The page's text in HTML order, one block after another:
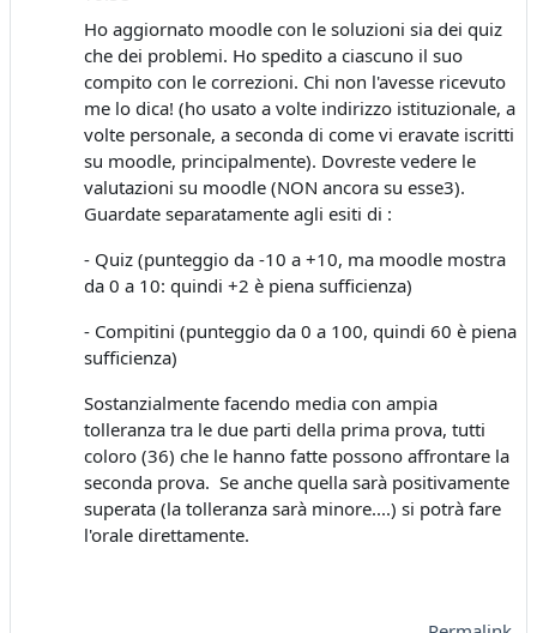
Ho aggiornato moodle con le soluzioni sia dei quiz
che dei problemi. Ho spedito a ciascuno il suo
compito con le correzioni. Chi non l'avesse ricevuto
me lo dica! (ho usato a volte indirizzo istituzionale, a
volte personale, a seconda di come vi eravate iscritti
su moodle, principalmente). Dovreste vedere le
valutazioni su moodle (NON ancora su esse3).
Guardate separatamente agli esiti di :
- Quiz (punteggio da -10 a +10, ma moodle mostra
da 0 a 10: quindi +2 è piena sufficienza)
- Compitini (punteggio da 0 a 100, quindi 60 è piena
sufficienza)
Sostanzialmente facendo media con ampia
tolleranza tra le due parti della prima prova, tutti
coloro (36) che le hanno fatte possono affrontare la
seconda prova. Se anche quella sarà positivamente
superata (la tolleranza sarà minore....) si potrà fare
l'orale direttamente.